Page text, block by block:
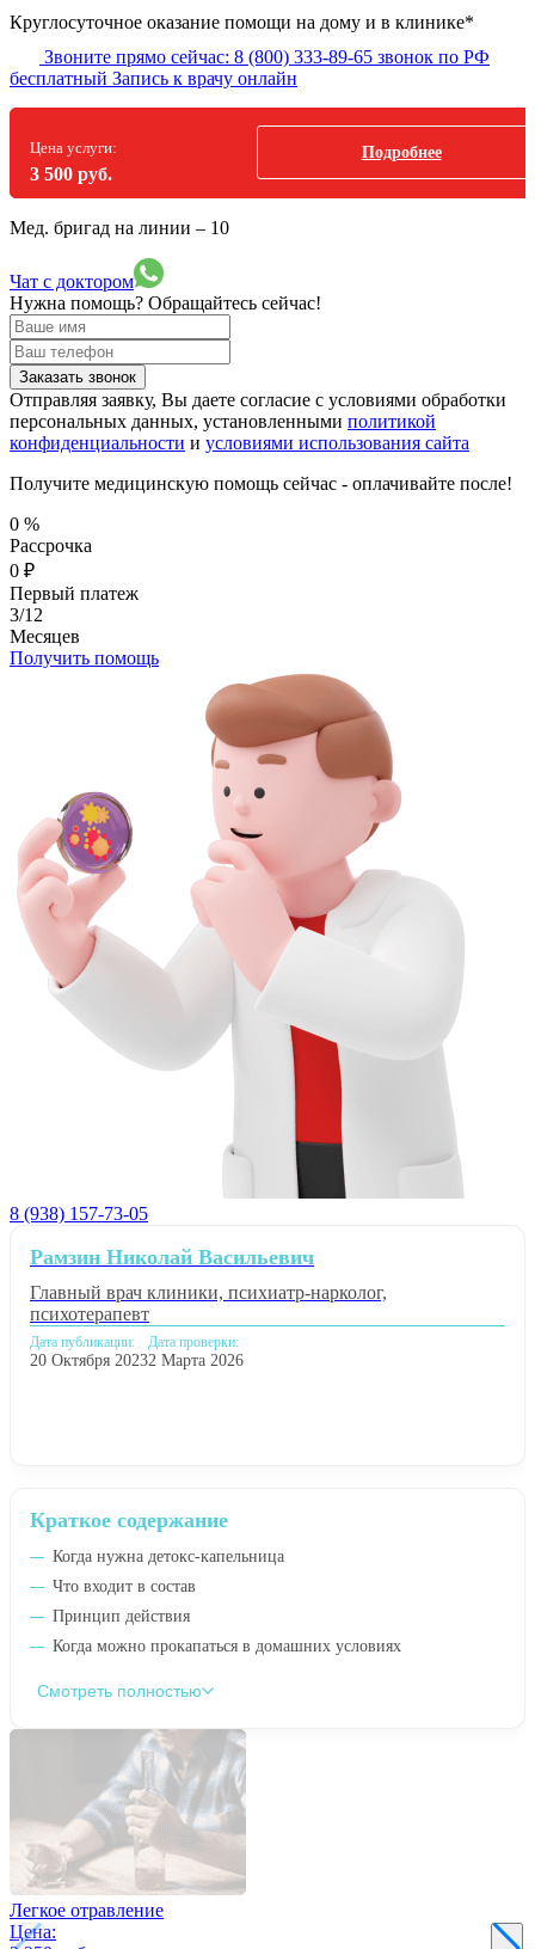
Круглосуточное оказание помощи на дому и в клинике*
Звоните прямо сейчас: 8 (800) 333-89-65 звонок по РФ
бесплатный Запись к врачу онлайн
Цена услуги:
3 500 руб.
Подробнее
Мед. бригад на линии – 10
Чат с доктором
Нужна помощь? Обращайтесь сейчас!
Заказать звонок
Отправляя заявку, Вы даете согласие с условиями обработки
персональных данных, установленными политикой
конфиденциальности и условиями использования сайта
Получите медицинскую помощь сейчас - оплачивайте после!
0 %
Рассрочка
0 ₽
Первый платеж
3/12
Месяцев
Получить помощь
8 (938) 157-73-05
Краткое содержание
Когда нужна детокс-капельница
Что входит в состав
Принцип действия
Когда можно прокапаться в домашних условиях
Смотреть полностью
Рамзин Николай Васильевич
Главный врач клиники, психиатр-нарколог,
психотерапевт
Дата публикации:
20 Октября 2023
Дата проверки:
2 Марта 2026
Легкое отравление
Цена: